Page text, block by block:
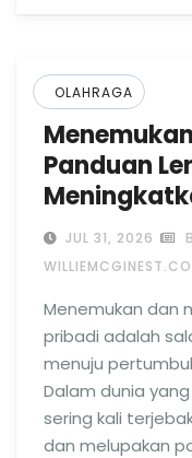
OLAHRAGA
Panduan
JUL 31, 2026
Menemukan dan
pribadi adalah
menuju
Dalam dunia
sering kali
dan melupakan